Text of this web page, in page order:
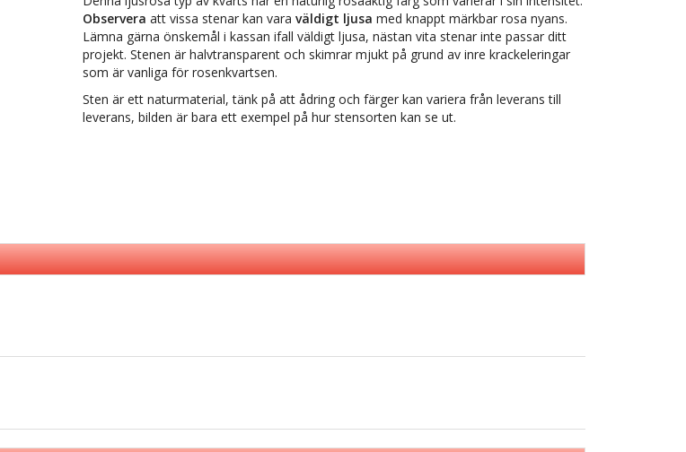
Observera att vissa stenar kan vara väldigt ljusa med knappt märkbar rosa nyans.
Lämna gärna önskemål i kassan ifall väldigt ljusa, nästan vita stenar inte passar ditt
projekt. Stenen är halvtransparent och skimrar mjukt på grund av inre krackeleringar
som är vanliga för rosenkvartsen.
Sten är ett naturmaterial, tänk på att ådring och färger kan variera från leverans till
leverans, bilden är bara ett exempel på hur stensorten kan se ut.